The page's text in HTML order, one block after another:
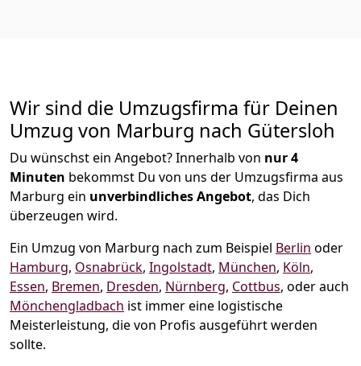
Wir sind die Umzugsfirma für Deinen
Umzug von Marburg nach Gütersloh
Du wünschst ein Angebot? Innerhalb von nur 4
Minuten bekommst Du von uns der Umzugsfirma aus
Marburg ein unverbindliches Angebot, das Dich
überzeugen wird.
Ein Umzug von Marburg nach zum Beispiel Berlin oder
Hamburg, Osnabrück, Ingolstadt, München, Köln,
Essen, Bremen, Dresden, Nürnberg, Cottbus, oder auch
Mönchen­gladbach ist immer eine logistische
Meisterleistung, die von Profis ausgeführt werden
sollte.